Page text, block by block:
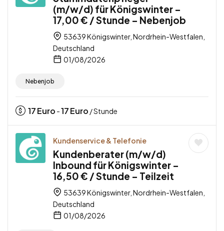
(m/w/d) für Königswinter –
17,00 € / Stunde – Nebenjob
53639 Königswinter, Nordrhein-Westfalen,
Deutschland
01/08/2026
Nebenjob
17Euro -17Euro / Stunde
Kundenservice & Telefonie
Kundenberater (m/w/d)
Inbound für Königswinter –
16,50 € / Stunde – Teilzeit
53639 Königswinter, Nordrhein-Westfalen,
Deutschland
01/08/2026